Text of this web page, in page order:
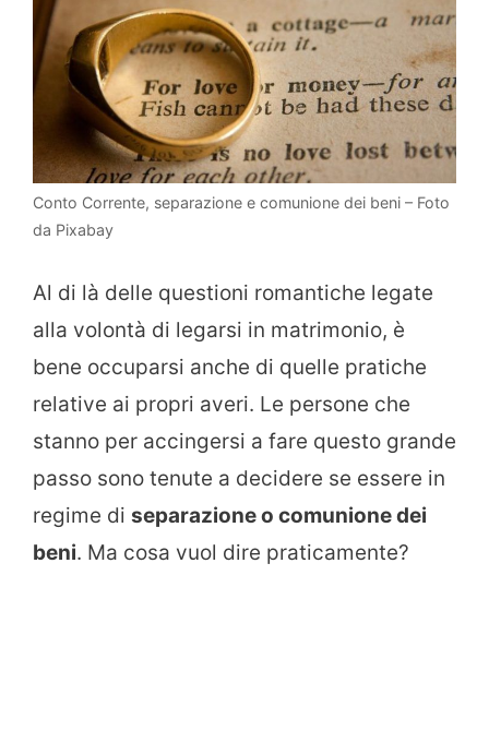
Conto Corrente, separazione e comunione dei beni – Foto
da Pixabay
Al di là delle questioni romantiche legate
alla volontà di legarsi in matrimonio, è
bene occuparsi anche di quelle pratiche
relative ai propri averi. Le persone che
stanno per accingersi a fare questo grande
passo sono tenute a decidere se essere in
regime di separazione o comunione dei
beni. Ma cosa vuol dire praticamente?